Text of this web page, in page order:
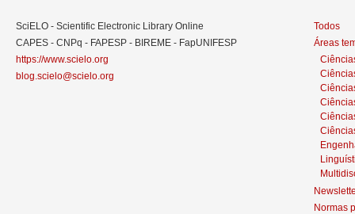
SciELO - Scientific Electronic Library Online
CAPES - CNPq - FAPESP - BIREME - FapUNIFESP
https://www.scielo.org
blog.scielo@scielo.org
Todos
Áreas
Normas